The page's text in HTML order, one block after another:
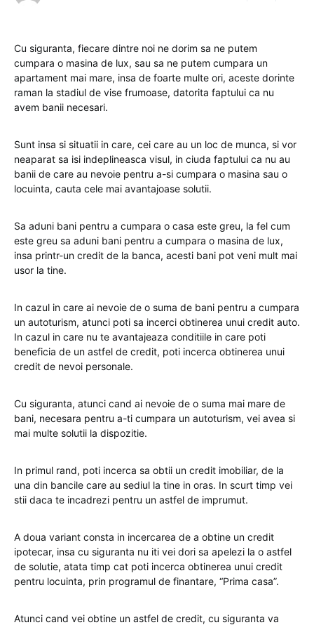
Cu siguranta, fiecare dintre noi ne dorim sa ne putem
cumpara o masina de lux, sau sa ne putem cumpara un
apartament mai mare, insa de foarte multe ori, aceste dorinte
raman la stadiul de vise frumoase, datorita faptului ca nu
avem banii necesari.
Sunt insa si situatii in care, cei care au un loc de munca, si vor
neaparat sa isi indeplineasca visul, in ciuda faptului ca nu au
banii de care au nevoie pentru a-si cumpara o masina sau o
locuinta, cauta cele mai avantajoase solutii.
Sa aduni bani pentru a cumpara o casa este greu, la fel cum
este greu sa aduni bani pentru a cumpara o masina de lux,
insa printr-un credit de la banca, acesti bani pot veni mult mai
usor la tine.
In cazul in care ai nevoie de o suma de bani pentru a cumpara
un autoturism, atunci poti sa incerci obtinerea unui credit auto.
In cazul in care nu te avantajeaza conditiile in care poti
beneficia de un astfel de credit, poti incerca obtinerea unui
credit de nevoi personale.
Cu siguranta, atunci cand ai nevoie de o suma mai mare de
bani, necesara pentru a-ti cumpara un autoturism, vei avea si
mai multe solutii la dispozitie.
In primul rand, poti incerca sa obtii un credit imobiliar, de la
una din bancile care au sediul la tine in oras. In scurt timp vei
stii daca te incadrezi pentru un astfel de imprumut.
A doua variant consta in incercarea de a obtine un credit
ipotecar, insa cu siguranta nu iti vei dori sa apelezi la o astfel
de solutie, atata timp cat poti incerca obtinerea unui credit
pentru locuinta, prin programul de finantare, “Prima casa”.
Atunci cand vei obtine un astfel de credit, cu siguranta va